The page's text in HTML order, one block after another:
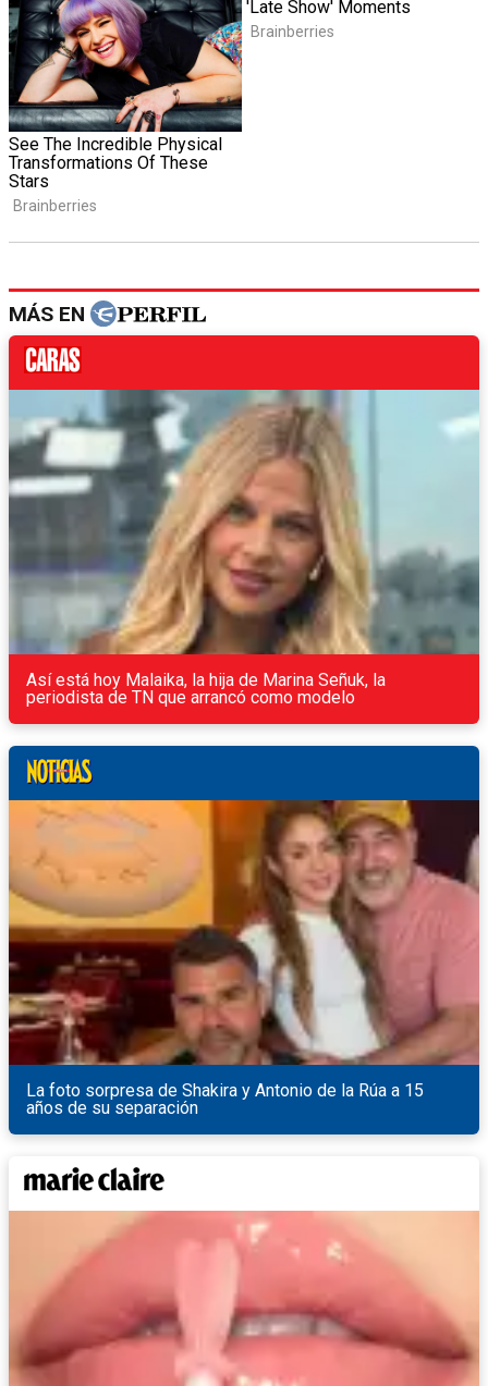
MÁS EN
Así está hoy Malaika, la hija de Marina Señuk, la
periodista de TN que arrancó como modelo
La foto sorpresa de Shakira y Antonio de la Rúa a 15
años de su separación